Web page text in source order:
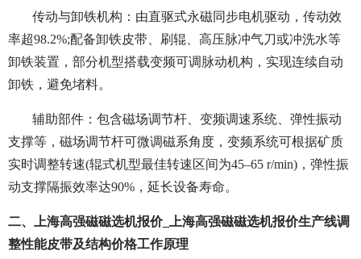
传动与卸铁机构：由直驱式永磁同步电机驱动，传动效
率超98.2%;配备卸铁皮带、刷辊、高压脉冲气刀或冲洗水等
卸铁装置，部分机型搭载变频可调脉动机构，实现连续自动
卸铁，避免堵料。
辅助部件：包含磁场调节杆、变频调速系统、弹性振动
支撑等，磁场调节杆可微调磁系角度，变频系统可根据矿质
实时调整转速(辊式机型最佳转速区间为45–65 r/min)，弹性振
动支撑隔振效率达90%，延长设备寿命。
二、上海高强磁磁选机报价_上海高强磁磁选机报价生产线调
整性能皮带及结构价格工作原理